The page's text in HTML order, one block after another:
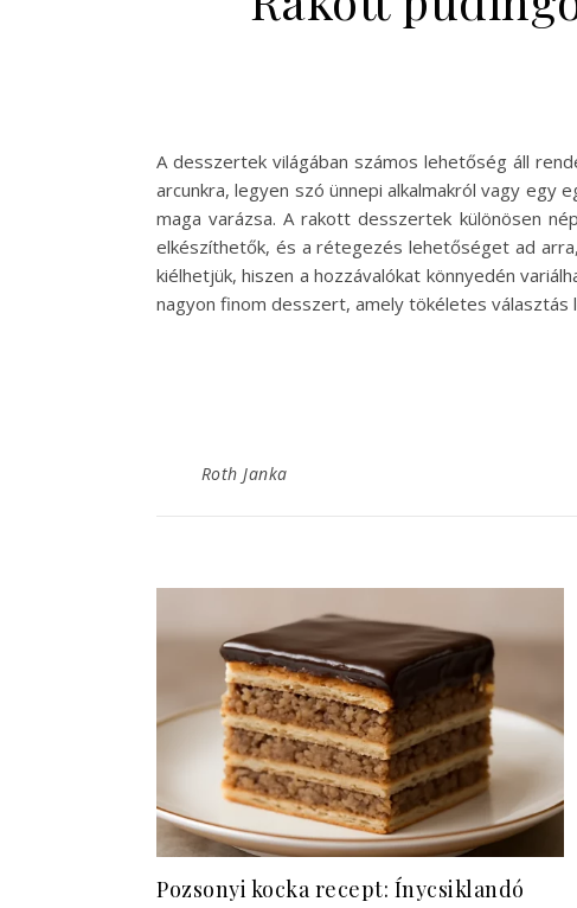
A desszertek világában számos lehetőség áll
arcunkra, legyen szó ünnepi alkalmakról vagy egy
maga varázsa. A rakott desszertek különösen
elkészíthetők, és a rétegezés lehetőséget ad
kiélhetjük, hiszen a hozzávalókat könnyedén
nagyon finom desszert, amely tökéletes
Roth Janka
Pozsonyi kocka recept: Ínycsiklandó